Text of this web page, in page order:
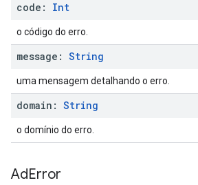
code: Int
o código do erro.
message: String
uma mensagem detalhando o erro.
domain: String
o domínio do erro.
AdError